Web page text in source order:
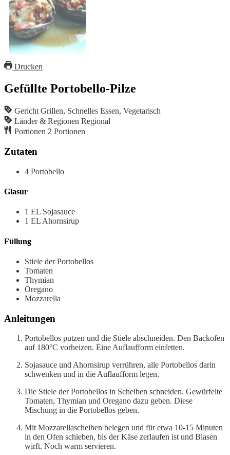
Drucken
Gefüllte Portobello-Pilze
Gericht Grillen, Schnelles Essen, Vegetarisch
Länder & Regionen Regional
Portionen 2 Portionen
Zutaten
4 Portobello
Glasur
1 EL Sojasauce
1 EL Ahornsirup
Füllung
Stiele der Portobellos
Tomaten
Thymian
Oregano
Mozzarella
Anleitungen
Portobellos putzen und die Stiele abschneiden. Den Backofen
auf 180°C vorheizen. Eine Auflaufform einfetten.
Sojasauce und Ahornsirup verrühren, alle Portobellos darin
schwenken und in die Auflaufform legen.
Die Stiele der Portobellos in Scheiben schneiden. Gewürfelte
Tomaten, Thymian und Oregano dazu geben. Diese
Mischung in die Portobellos geben.
Mit Mozzarellascheiben belegen und für etwa 10-15 Minuten
in den Ofen schieben, bis der Käse zerlaufen ist und Blasen
wirft. Noch warm servieren.